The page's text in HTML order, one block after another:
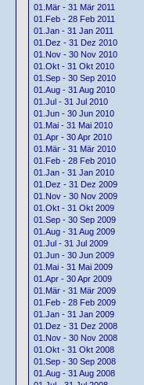
01.Mär - 31 Mär 2011
01.Feb - 28 Feb 2011
01.Jan - 31 Jan 2011
01.Dez - 31 Dez 2010
01.Nov - 30 Nov 2010
01.Okt - 31 Okt 2010
01.Sep - 30 Sep 2010
01.Aug - 31 Aug 2010
01.Jul - 31 Jul 2010
01.Jun - 30 Jun 2010
01.Mai - 31 Mai 2010
01.Apr - 30 Apr 2010
01.Mär - 31 Mär 2010
01.Feb - 28 Feb 2010
01.Jan - 31 Jan 2010
01.Dez - 31 Dez 2009
01.Nov - 30 Nov 2009
01.Okt - 31 Okt 2009
01.Sep - 30 Sep 2009
01.Aug - 31 Aug 2009
01.Jul - 31 Jul 2009
01.Jun - 30 Jun 2009
01.Mai - 31 Mai 2009
01.Apr - 30 Apr 2009
01.Mär - 31 Mär 2009
01.Feb - 28 Feb 2009
01.Jan - 31 Jan 2009
01.Dez - 31 Dez 2008
01.Nov - 30 Nov 2008
01.Okt - 31 Okt 2008
01.Sep - 30 Sep 2008
01.Aug - 31 Aug 2008